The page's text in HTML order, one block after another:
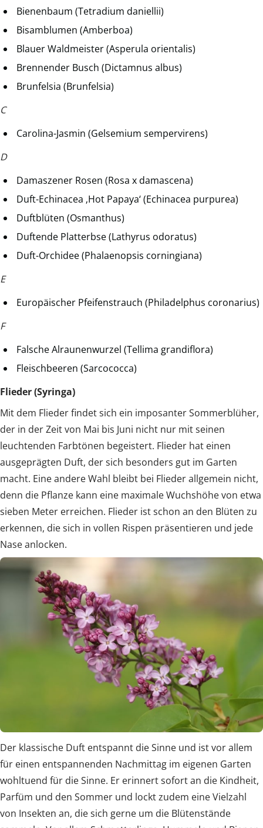
Bienenbaum (Tetradium daniellii)
Bisamblumen (Amberboa)
Blauer Waldmeister (Asperula orientalis)
Brennender Busch (Dictamnus albus)
Brunfelsia (Brunfelsia)
C
Carolina-Jasmin (Gelsemium sempervirens)
D
Damaszener Rosen (Rosa x damascena)
Duft-Echinacea ‚Hot Papaya‘ (Echinacea purpurea)
Duftblüten (Osmanthus)
Duftende Platterbse (Lathyrus odoratus)
Duft-Orchidee (Phalaenopsis corningiana)
E
Europäischer Pfeifenstrauch (Philadelphus coronarius)
F
Falsche Alraunenwurzel (Tellima grandiflora)
Fleischbeeren (Sarcococca)
Flieder (Syringa)
Mit dem Flieder findet sich ein imposanter Sommerblüher,
der in der Zeit von Mai bis Juni nicht nur mit seinen
leuchtenden Farbtönen begeistert. Flieder hat einen
ausgeprägten Duft, der sich besonders gut im Garten
macht. Eine andere Wahl bleibt bei Flieder allgemein nicht,
denn die Pflanze kann eine maximale Wuchshöhe von etwa
sieben Meter erreichen. Flieder ist schon an den Blüten zu
erkennen, die sich in vollen Rispen präsentieren und jede
Nase anlocken.
Der klassische Duft entspannt die Sinne und ist vor allem
für einen entspannenden Nachmittag im eigenen Garten
wohltuend für die Sinne. Er erinnert sofort an die Kindheit,
Parfüm und den Sommer und lockt zudem eine Vielzahl
von Insekten an, die sich gerne um die Blütenstände